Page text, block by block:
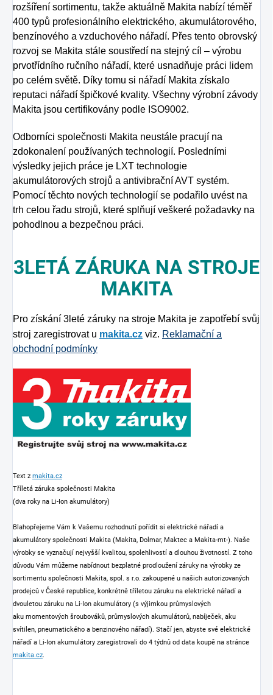
rozšíření sortimentu, takže aktuálně Makita nabízí téměř
400 typů profesionálního elektrického, akumulátorového,
benzínového a vzduchového nářadí. Přes tento obrovský
rozvoj se Makita stále soustředí na stejný cíl – výrobu
prvotřídního ručního nářadí, které usnadňuje práci lidem
po celém světě. Díky tomu si nářadí Makita získalo
reputaci nářadí špičkové kvality. Všechny výrobní závody
Makita jsou certifikovány podle ISO9002.
Odborníci společnosti Makita neustále pracují na
zdokonalení používaných technologií. Posledními
výsledky jejich práce je LXT technologie
akumulátorových strojů a antivibrační AVT systém.
Pomocí těchto nových technologií se podařilo uvést na
trh celou řadu strojů, které splňují veškeré požadavky na
pohodlnou a bezpečnou práci.
3LETÁ ZÁRUKA NA STROJE
MAKITA
Pro získání 3leté záruky na stroje Makita je zapotřebí svůj
stroj zaregistrovat u makita.cz viz. Reklamační a
obchodní podmínky
Text z makita.cz
Tříletá záruka společnosti Makita
(dva roky na Li-Ion akumulátory)
Blahopřejeme Vám k Vašemu rozhodnutí pořídit si elektrické nářadí a
akumulátory společnosti Makita (Makita, Dolmar, Maktec a Makita-mt-). Naše
výrobky se vyznačují nejvyšší kvalitou, spolehlivostí a dlouhou životností. Z toho
důvodu Vám můžeme nabídnout bezplatné prodloužení záruky na výrobky ze
sortimentu společnosti Makita, spol. s r.o. zakoupené u našich autorizovaných
prodejců v České republice, konkrétně tříletou záruku na elektrické nářadí a
dvouletou záruku na Li-Ion akumulátory (s výjimkou průmyslových
aku momentových šroubováků, průmyslových akumulátorů, nabíječek, aku
svítilen, pneumatického a benzinového nářadí). Stačí jen, abyste své elektrické
nářadí a Li-Ion akumulátory zaregistrovali do 4 týdnů od data koupě na stránce
makita.cz.